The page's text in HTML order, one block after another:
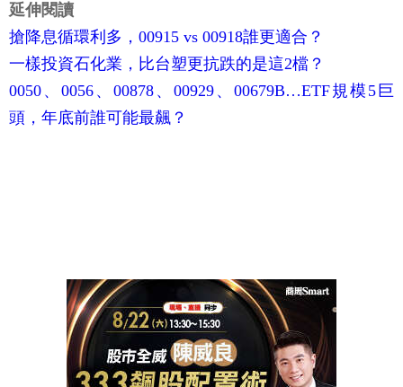
延伸閱讀
搶降息循環利多，00915 vs 00918誰更適合？
一樣投資石化業，比台塑更抗跌的是這2檔？
0050、0056、00878、00929、00679B…ETF規模5巨
頭，年底前誰可能最飆？